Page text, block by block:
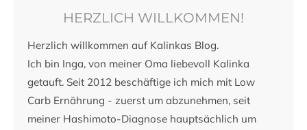
HERZLICH WILLKOMMEN!
Herzlich willkommen auf Kalinkas Blog.
Ich bin Inga, von meiner Oma liebevoll Kalinka
getauft. Seit 2012 beschäftige ich mich mit Low
Carb Ernährung - zuerst um abzunehmen, seit
meiner Hashimoto-Diagnose hauptsächlich um